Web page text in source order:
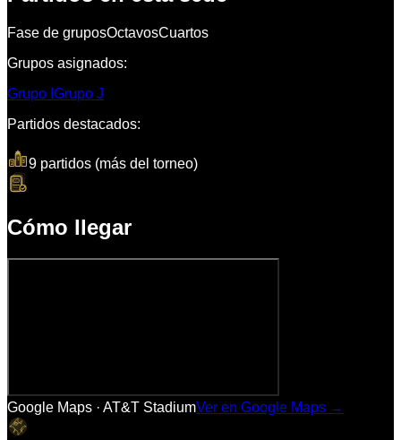
Fase de gruposOctavosCuartos
Grupos asignados:
Grupo Grupo J
Partidos destacados:
2
1 3 9 partidos (más del torneo)
Cómo llegar
Google Maps · AT&T StadiumVer en Google Maps →